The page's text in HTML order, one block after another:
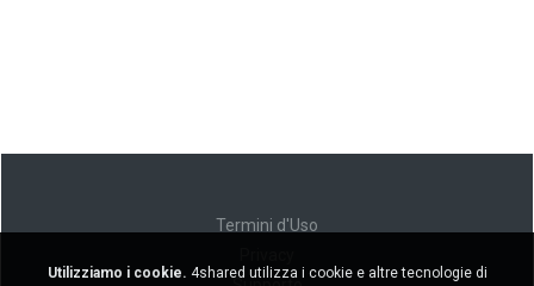
Termini d'Uso
Utilizziamo i cookie. 4shared utilizza i cookie e altre tecnologie di